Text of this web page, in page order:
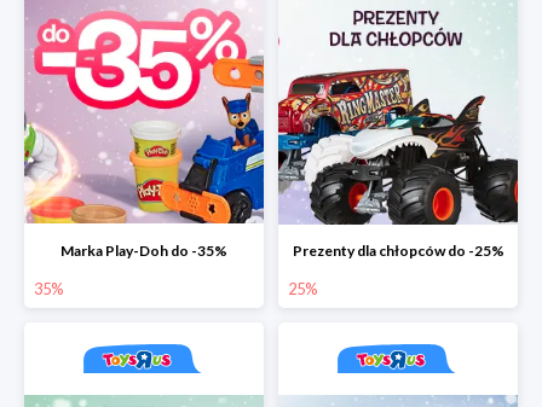
Marka Play-Doh do -35%
35%
Prezenty dla chłopców do -25%
25%